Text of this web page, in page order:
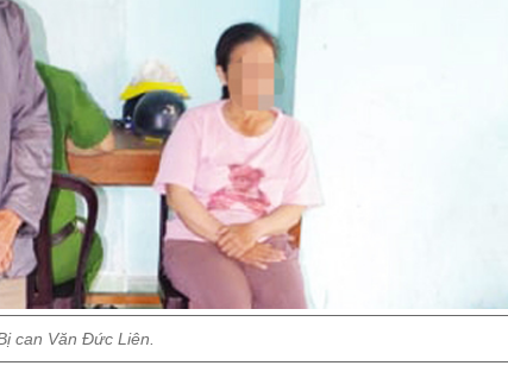
can Văn Đức Liên.